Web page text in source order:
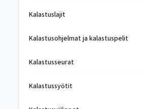
Kalastuslajit
Kalastusohjelmat ja kalastuspelit
Kalastusseurat
Kalastussyötit